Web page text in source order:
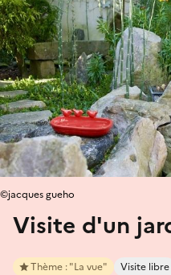
Visite d'un
Thème : "La vue" Visite libre
©jacques gueho